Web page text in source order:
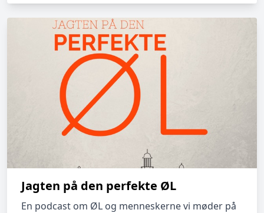
Jagten på den perfekte ØL
En podcast om ØL og menneskerne vi møder på